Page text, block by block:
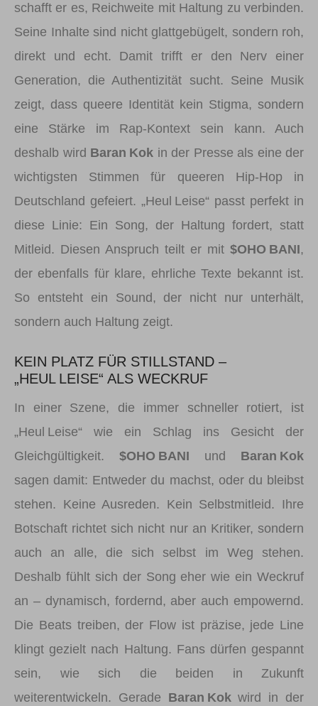
schafft er es, Reichweite mit Haltung zu verbinden.
Seine Inhalte sind nicht glattgebügelt, sondern roh,
direkt und echt. Damit trifft er den Nerv einer
Generation, die Authentizität sucht. Seine Musik
zeigt, dass queere Identität kein Stigma, sondern
eine Stärke im Rap-Kontext sein kann. Auch
deshalb wird Baran Kok in der Presse als eine der
wichtigsten Stimmen für queeren Hip-Hop in
Deutschland gefeiert. „Heul Leise“ passt perfekt in
diese Linie: Ein Song, der Haltung fordert, statt
Mitleid. Diesen Anspruch teilt er mit $OHO BANI,
der ebenfalls für klare, ehrliche Texte bekannt ist.
So entsteht ein Sound, der nicht nur unterhält,
sondern auch Haltung zeigt.
KEIN PLATZ FÜR STILLSTAND –
„HEUL LEISE“ ALS WECKRUF
In einer Szene, die immer schneller rotiert, ist
„Heul Leise“ wie ein Schlag ins Gesicht der
Gleichgültigkeit. $OHO BANI und Baran Kok
sagen damit: Entweder du machst, oder du bleibst
stehen. Keine Ausreden. Kein Selbstmitleid. Ihre
Botschaft richtet sich nicht nur an Kritiker, sondern
auch an alle, die sich selbst im Weg stehen.
Deshalb fühlt sich der Song eher wie ein Weckruf
an – dynamisch, fordernd, aber auch empowernd.
Die Beats treiben, der Flow ist präzise, jede Line
klingt gezielt nach Haltung. Fans dürfen gespannt
sein, wie sich die beiden in Zukunft
weiterentwickeln. Gerade Baran Kokwird in der